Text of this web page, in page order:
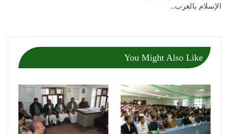
You Might Also Like